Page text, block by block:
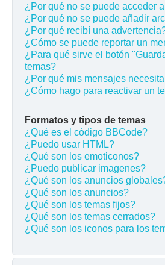
¿Por qué no se puede acceder
¿Por qué no se puede añadir
¿Por qué recibí una
¿Cómo se puede reportar un
¿Para qué sirve el botón
temas?
¿Por qué mis mensajes
¿Cómo hago para reactivar un
Formatos y tipos de temas
¿Qué es el código BBCode?
¿Puedo usar HTML?
¿Qué son los emoticonos?
¿Puedo publicar imagenes?
¿Qué son los anuncios
¿Qué son los anuncios?
¿Qué son los temas fijos?
¿Qué son los temas cerrados?
¿Qué son los iconos para los